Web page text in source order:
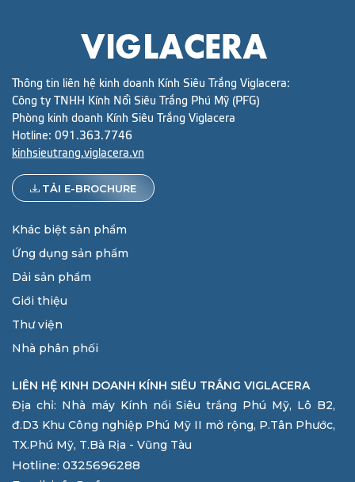
Thông tin liên hệ kinh doanh Kính Siêu Trắng Viglacera:
Công ty TNHH Kính Nổi Siêu Trắng Phú Mỹ (PFG)
Phòng kinh doanh Kính Siêu Trắng Viglacera
Hotline: 091.363.7746
kinhsieutrang.viglacera.vn
TẢI E-BROCHURE
Khác biệt sản phẩm
Ứng dụng sản phẩm
Dải sản phẩm
Giới thiệu
Thư viện
Nhà phân phối
LIÊN HỆ KINH DOANH KÍNH SIÊU TRẮNG VIGLACERA
Địa chỉ: Nhà máy Kính nổi Siêu trắng Phú Mỹ, Lô B2,
đ.D3 Khu Công nghiệp Phú Mỹ II mở rộng, P.Tân Phước,
TX.Phú Mỹ, T.Bà Rịa - Vũng Tàu
Hotline: 0325696288